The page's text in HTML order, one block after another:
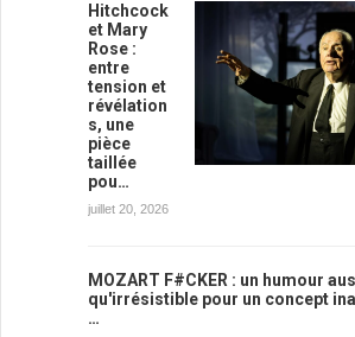
Hitchcock
et Mary
Rose :
entre
tension et
révélation
s, une
pièce
taillée
pou…
juillet 20, 2026
MOZART F#CKER : un humour
qu'irrésistible pour un concept
…